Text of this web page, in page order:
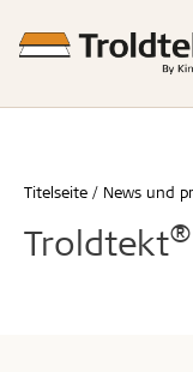
Titelseite News und
Troldtekt®